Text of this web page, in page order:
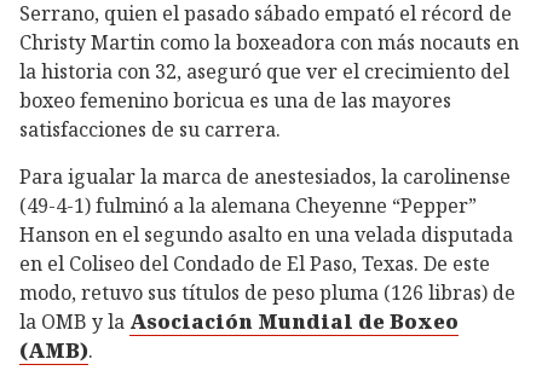
Serrano, quien el pasado sábado empató el récord de
Christy Martin como la boxeadora con más nocauts en
la historia con 32, aseguró que ver el crecimiento del
boxeo femenino boricua es una de las mayores
satisfacciones de su carrera.
Para igualar la marca de anestesiados, la carolinense
(49-4-1) fulminó a la alemana Cheyenne “Pepper”
Hanson en el segundo asalto en una velada disputada
en el Coliseo del Condado de El Paso, Texas. De este
modo, retuvo sus títulos de peso pluma (126 libras) de
la OMB y la Asociación Mundial de Boxeo
(AMB).